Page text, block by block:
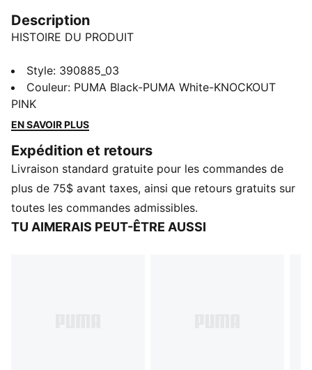
Description
HISTOIRE DU PRODUIT
Découvrez les nouveaux incontournables de votre
enfant : des claquettes légères avec une sangle en cuir
synthétique rembourrée mettant en valeur le logo
PUMA. Elles sont parfaites pour une journée à la plage
DÉTAILS
Tige synthétique
Semelle intercalaire en IMEVA
Semelle extérieure en IMEVA
Logo PUMA n 1 sur la tige
Style: 390885_03
Couleur: PUMA Black-PUMA White-KNOCKOUT
PINK
EN SAVOIR PLUS
Expédition et retours
Livraison standard gratuite pour les commandes de
plus de 75$ avant taxes, ainsi que retours gratuits sur
toutes les commandes admissibles.
TU AIMERAIS PEUT-ÊTRE AUSSI